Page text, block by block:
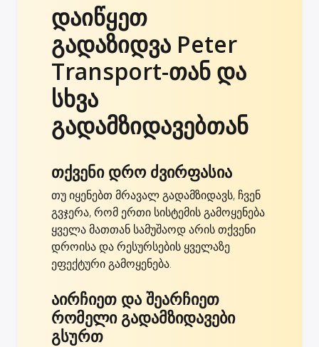
დაიწყეთ
გადაზიდვა Peter
Transport-თან და
სხვა
გადამზიდავებთან
თქვენი დრო ძვირფასია
თუ იყენებთ მრავალ გადამზიდავს, ჩვენ
გვჯერა, რომ ერთი სისტემის გამოყენება
ყველა მათთან სამუშაოდ არის თქვენი
დროისა და რესურსების ყველაზე
ეფექტური გამოყენება.
აირჩიეთ და შეარჩიეთ
რომელი გადამზიდავები
გსურთ